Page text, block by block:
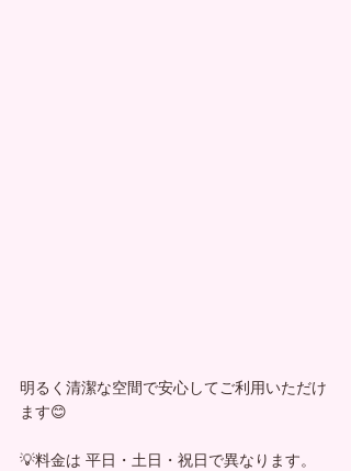
明るく清潔な空間で安心してご利用いただけ
ます😊
💡料金は 平日・土日・祝日で異なります。